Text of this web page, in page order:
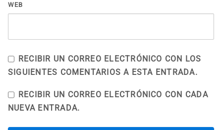
WEB
RECIBIR UN CORREO ELECTRÓNICO CON LOS
SIGUIENTES COMENTARIOS A ESTA ENTRADA.
RECIBIR UN CORREO ELECTRÓNICO CON CADA
NUEVA ENTRADA.